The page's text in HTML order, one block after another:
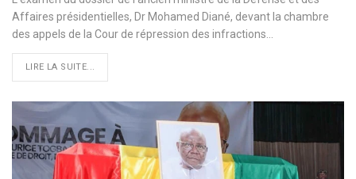
Affaires présidentielles, Dr Mohamed Diané, devant la chambre
des appels de la Cour de répression des infractions…
LIRE LA SUITE...